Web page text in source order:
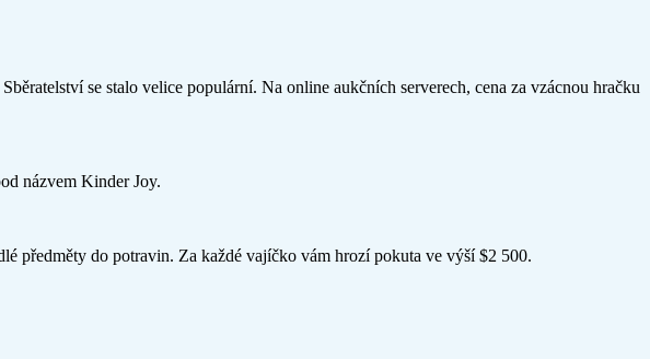
se stalo velice populární. Na online aukčních serverech, cena za vzácnou hračku
názvem Kinder Joy.
předměty do potravin. Za každé vajíčko vám hrozí pokuta ve výší $2 500.